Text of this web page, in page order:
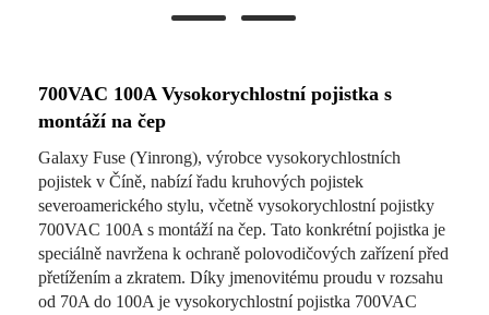
700VAC 100A Vysokorychlostní pojistka s
montáží na čep
Galaxy Fuse (Yinrong), výrobce vysokorychlostních
pojistek v Číně, nabízí řadu kruhových pojistek
severoamerického stylu, včetně vysokorychlostní pojistky
700VAC 100A s montáží na čep. Tato konkrétní pojistka je
speciálně navržena k ochraně polovodičových zařízení před
přetížením a zkratem. Díky jmenovitému proudu v rozsahu
od 70A do 100A je vysokorychlostní pojistka 700VAC